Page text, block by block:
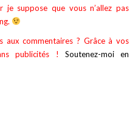
suppose que vous n’allez pas
aux commentaires ? Grâce à vos
publicités ! Soutenez-moi en